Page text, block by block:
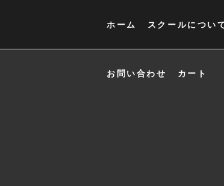
ホーム スクールについ
お問い合わせ カート